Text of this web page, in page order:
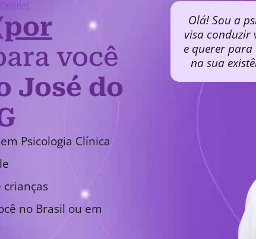
você
José do
Psicologia Clínica
crianças
no Brasil ou em
Olá! Sou a
visa conduzir
e querer para
na sua